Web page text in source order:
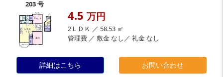
203 号
4.5 万円
2ＬＤＫ ／ 58.53 ㎡
管理費 ／ 敷金 なし／ 礼金 なし
詳細はこちら お問い合わせ